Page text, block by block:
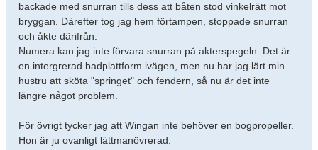
backade med snurran tills dess att båten stod vinkelrätt mot
bryggan. Därefter tog jag hem förtampen, stoppade snurran
och åkte därifrån.
Numera kan jag inte förvara snurran på akterspegeln. Det är
en intergrerad badplattform ivägen, men nu har jag lärt min
hustru att sköta "springet" och fendern, så nu är det inte
längre något problem.
För övrigt tycker jag att Wingan inte behöver en bogpropeller.
Hon är ju ovanligt lättmanövrerad.